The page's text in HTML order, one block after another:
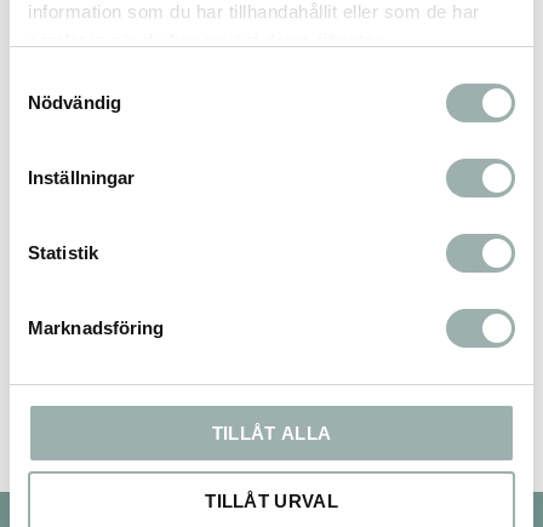
information som du har tillhandahållit eller som de har
Nödvändig
Inställningar
Statistik
Marknadsföring
TILLÅT ALLA
TILLÅT URVAL
Bli den första att lämna ett omdöme.